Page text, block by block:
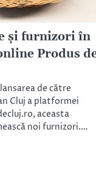
și furnizori în
Produs
de către
Cluj a platformei
aceasta
noi furnizori.…